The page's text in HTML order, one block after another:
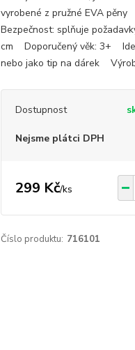
vyrobené z pružné EVA
Bezpečnost: splňuje
cm Doporučený věk: 3+
nebo jako tip na dárek
Dostupnost
Nejsme plátci DPH
299 Kč/ks
Číslo produktu: 716101